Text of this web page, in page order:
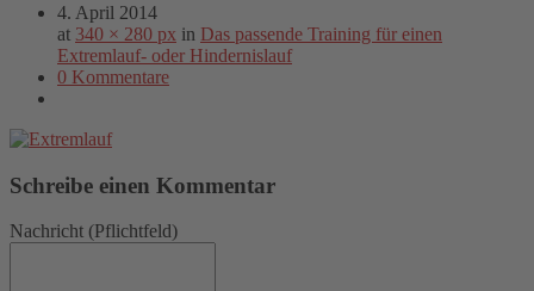
4. April 2014
at 340 × 280 px in Das passende Training für einen
Extremlauf- oder Hindernislauf
0 Kommentare
Schreibe einen Kommentar
Nachricht (Pflichtfeld)